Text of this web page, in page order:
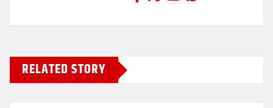
RELATED STORY